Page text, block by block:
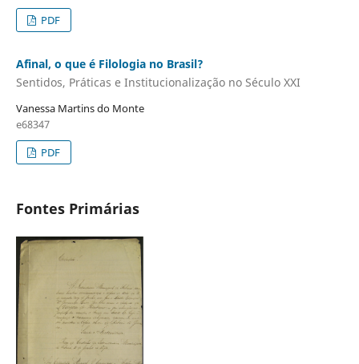
PDF
Afinal, o que é Filologia no Brasil?
Sentidos, Práticas e Institucionalização no Século XXI
Vanessa Martins do Monte
e68347
PDF
Fontes Primárias